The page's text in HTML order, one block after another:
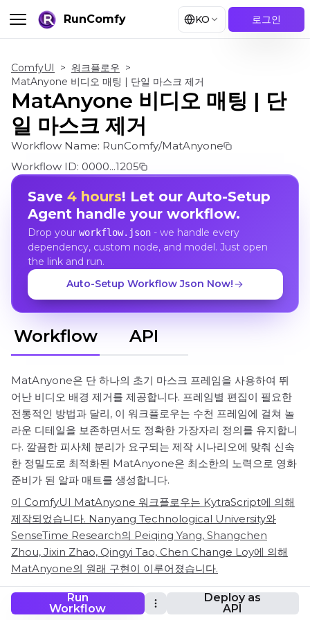
RunComfy KO 로그인
Run
Workflow
Deploy as
API
ComfyUI > 워크플로우 >
MatAnyone 비디오 매팅 | 단일 마스크 제거
MatAnyone 비디오 매팅 | 단
일 마스크 제거
Workflow Name: RunComfy/MatAnyone
Workflow ID: 0000...1205
Save 4 hours! Let our Auto-Setup
Agent handle your workflow.
Drop your workflow.json- we handle every
dependency, custom node, and model. Just open
the link and run.
Auto-Setup Workflow Json Now!
Workflow API
MatAnyone은 단 하나의 초기 마스크 프레임을 사용하여 뛰
어난 비디오 배경 제거를 제공합니다. 프레임별 편집이 필요한
전통적인 방법과 달리, 이 워크플로우는 수천 프레임에 걸쳐 놀
라운 디테일을 보존하면서도 정확한 가장자리 정의를 유지합니
다. 깔끔한 피사체 분리가 요구되는 제작 시나리오에 맞춰 신속
한 정밀도로 최적화된 MatAnyone은 최소한의 노력으로 영화
준비가 된 알파 매트를 생성합니다.
이 ComfyUI MatAnyone 워크플로우는 KytraScript에 의해
제작되었습니다. Nanyang Technological University와
SenseTime Research의 Peiqing Yang, Shangchen
Zhou, Jixin Zhao, Qingyi Tao, Chen Change Loy에 의해
MatAnyone의 원래 구현이 이루어졌습니다.
ComfyUI MatAnyone 워크플로우